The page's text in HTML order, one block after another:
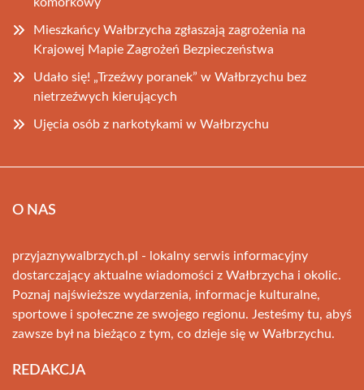
Mieszkańcy Wałbrzycha zgłaszają zagrożenia na
Krajowej Mapie Zagrożeń Bezpieczeństwa
Udało się! „Trzeźwy poranek” w Wałbrzychu bez
nietrzeźwych kierujących
Ujęcia osób z narkotykami w Wałbrzychu
O NAS
przyjaznywalbrzych.pl - lokalny serwis informacyjny
dostarczający aktualne wiadomości z Wałbrzycha i okolic.
Poznaj najświeższe wydarzenia, informacje kulturalne,
sportowe i społeczne ze swojego regionu. Jesteśmy tu, abyś
zawsze był na bieżąco z tym, co dzieje się w Wałbrzychu.
REDAKCJA